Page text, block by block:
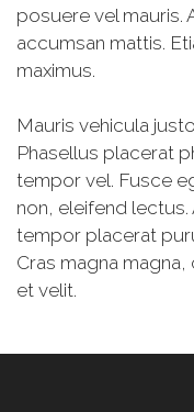
posuere vel mauris.
accumsan mattis.
maximus.
Mauris vehicula
Phasellus placerat
tempor vel. Fusce
non, eleifend
tempor placerat
Cras magna
et velit.